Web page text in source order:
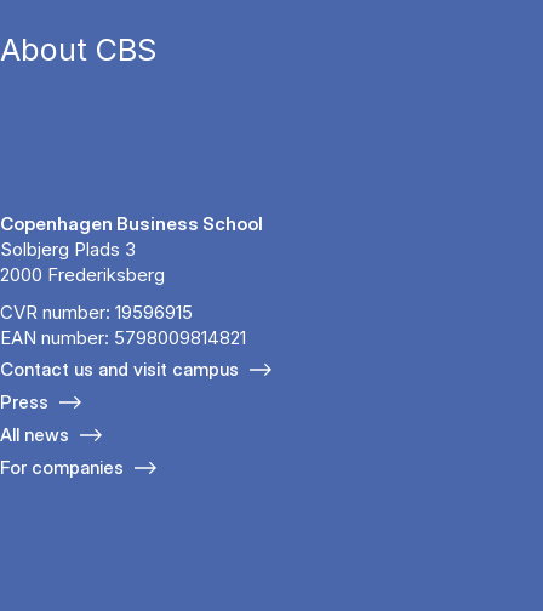
About CBS
Copenhagen Business School
Solbjerg Plads 3
2000 Frederiksberg
CVR number: 19596915
EAN number: 5798009814821
Contact us and visit campus
Press
All news
For companies